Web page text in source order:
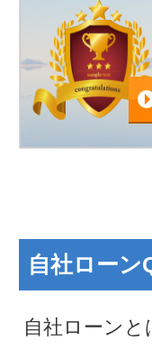
自社ローン
自社ローン